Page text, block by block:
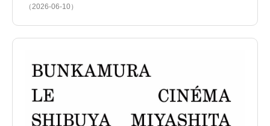
（2026-06-10）